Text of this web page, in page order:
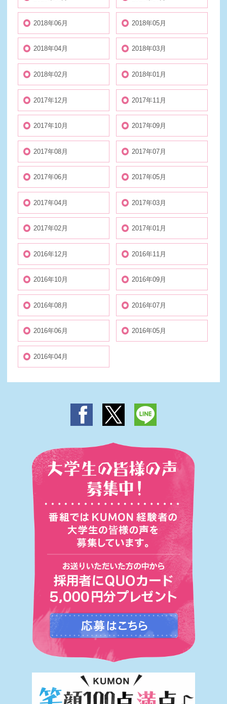
2018年06月 2018年05月
2018年04月 2018年03月
2018年02月 2018年01月
2017年12月 2017年11月
2017年10月 2017年09月
2017年08月 2017年07月
2017年06月 2017年05月
2017年04月 2017年03月
2017年02月 2017年01月
2016年12月 2016年11月
2016年10月 2016年09月
2016年08月 2016年07月
2016年06月 2016年05月
2016年04月